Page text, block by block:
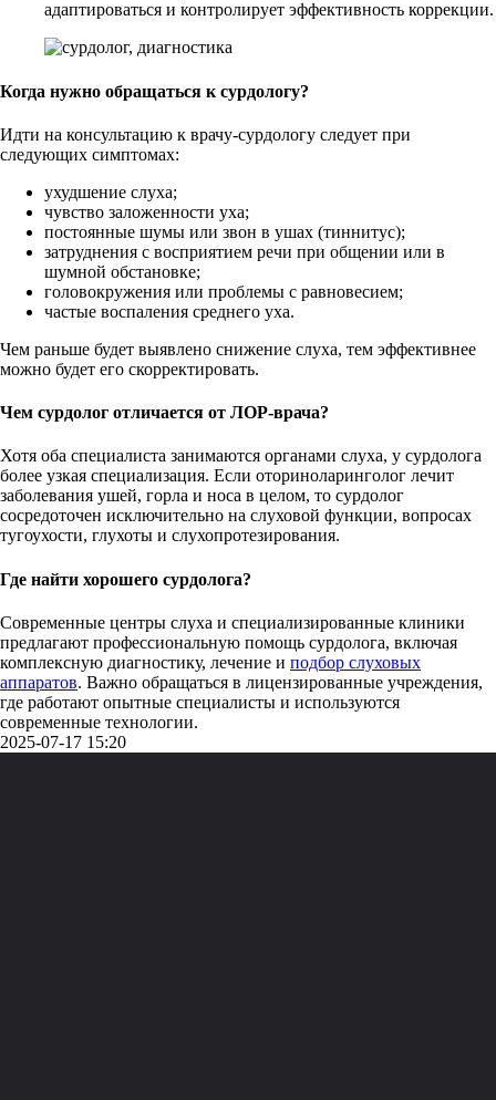
адаптироваться и контролирует эффективность коррекции.
Когда нужно обращаться к сурдологу?
Идти на консультацию к врачу-сурдологу следует при
следующих симптомах:
ухудшение слуха;
чувство заложенности уха;
постоянные шумы или звон в ушах (тиннитус);
затруднения с восприятием речи при общении или в
шумной обстановке;
головокружения или проблемы с равновесием;
частые воспаления среднего уха.
Чем раньше будет выявлено снижение слуха, тем эффективнее
можно будет его скорректировать.
Чем сурдолог отличается от ЛОР-врача?
Хотя оба специалиста занимаются органами слуха, у сурдолога
более узкая специализация. Если оториноларинголог лечит
заболевания ушей, горла и носа в целом, то сурдолог
сосредоточен исключительно на слуховой функции, вопросах
тугоухости, глухоты и слухопротезирования.
Где найти хорошего сурдолога?
Современные центры слуха и специализированные клиники
предлагают профессиональную помощь сурдолога, включая
комплексную диагностику, лечение и подбор слуховых
аппаратов. Важно обращаться в лицензированные учреждения,
где работают опытные специалисты и используются
современные технологии.
2025-07-17 15:20